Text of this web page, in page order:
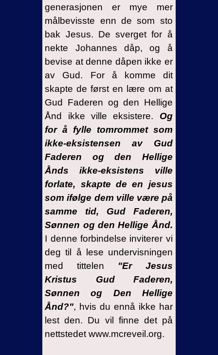
generasjonen er mye mer
målbevisste enn de som sto
bak Jesus. De sverget for å
nekte Johannes dåp, og å
bevise at denne dåpen ikke er
av Gud. For å komme dit
skapte de først en lære om at
Gud Faderen og den Hellige
Ånd ikke ville eksistere. Og
for å fylle tomrommet som
ikke-eksistensen av Gud
Faderen og den Hellige
Ånds ikke-eksistens ville
forlate, skapte de en jesus
som ifølge dem ville være på
samme tid, Gud Faderen,
Sønnen og den Hellige Ånd.
I denne forbindelse inviterer vi
deg til å lese undervisningen
med tittelen "Er Jesus
Kristus Gud Faderen,
Sønnen og Den Hellige
Ånd?", hvis du ennå ikke har
lest den. Du vil finne det på
nettstedet www.mcreveil.org.